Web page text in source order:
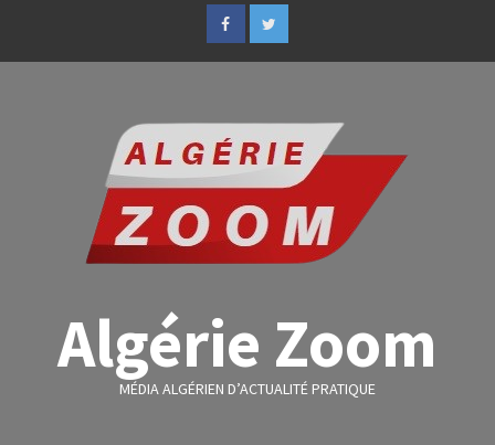
Algérie Zoom
MÉDIA ALGÉRIEN D’ACTUALITÉ PRATIQUE